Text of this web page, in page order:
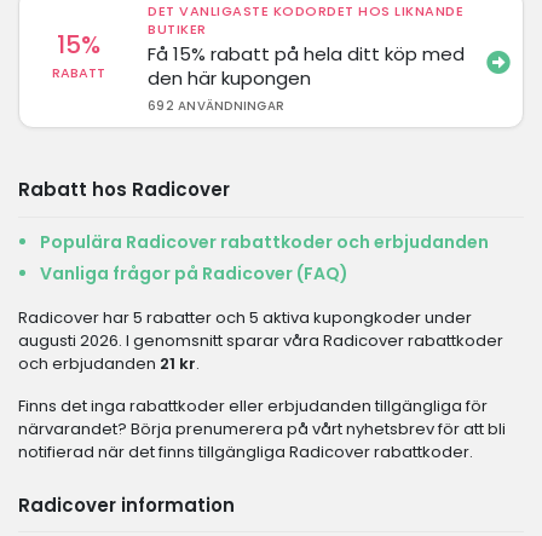
15%
RABATT
DET VANLIGASTE KODORDET HOS LIKNANDE
BUTIKER
Få 15% rabatt på hela ditt köp med
den här kupongen
692 ANVÄNDNINGAR
Rabatt hos Radicover
Populära Radicover rabattkoder och erbjudanden
Vanliga frågor på Radicover (FAQ)
Radicover har 5 rabatter och 5 aktiva kupongkoder under
augusti 2026. I genomsnitt sparar våra Radicover rabattkoder
och erbjudanden 21 kr.
Finns det inga rabattkoder eller erbjudanden tillgängliga för
närvarandet? Börja prenumerera på vårt nyhetsbrev för att bli
notifierad när det finns tillgängliga Radicover rabattkoder.
Radicover information